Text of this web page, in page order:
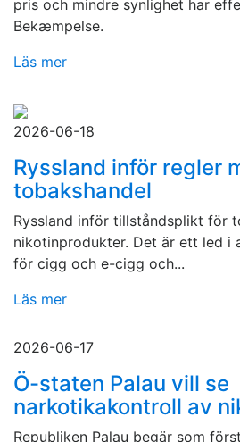
pris och mindre synlighet har
Bekæmpelse.
Läs mer
2026-06-18
Ryssland inför regler
tobakshandel
Ryssland inför tillståndsplikt för
nikotinprodukter. Det är ett led i
för cigg och e-cigg och...
Läs mer
2026-06-17
Ö-staten Palau vill se
narkotikakontroll av
Republiken Palau begär som